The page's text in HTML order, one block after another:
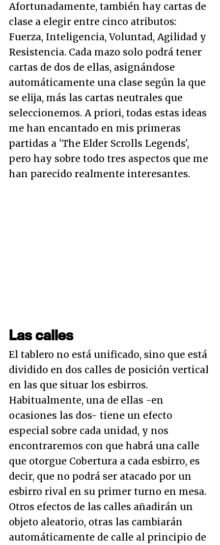
Afortunadamente, también hay cartas de
clase a elegir entre cinco atributos:
Fuerza, Inteligencia, Voluntad, Agilidad y
Resistencia. Cada mazo solo podrá tener
cartas de dos de ellas, asignándose
automáticamente una clase según la que
se elija, más las cartas neutrales que
seleccionemos. A priori, todas estas ideas
me han encantado en mis primeras
partidas a 'The Elder Scrolls Legends',
pero hay sobre todo tres aspectos que me
han parecido realmente interesantes.
Las calles
El tablero no está unificado, sino que está
dividido en dos calles de posición vertical
en las que situar los esbirros.
Habitualmente, una de ellas -en
ocasiones las dos- tiene un efecto
especial sobre cada unidad, y nos
encontraremos con que habrá una calle
que otorgue Cobertura a cada esbirro, es
decir, que no podrá ser atacado por un
esbirro rival en su primer turno en mesa.
Otros efectos de las calles añadirán un
objeto aleatorio, otras las cambiarán
automáticamente de calle al principio de